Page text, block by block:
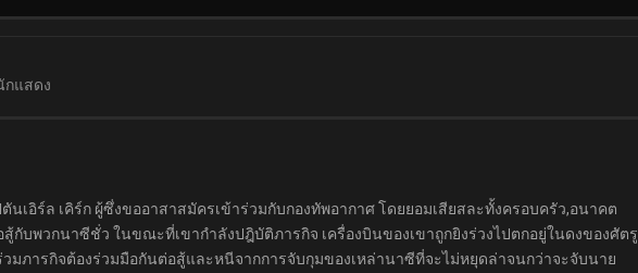
กแสดง
ตันเอิร์ล เคิร์ก ผู้ซึ่งขออาสาสมัครเข้าร่วมกับกองทัพอากาศ โดยยอมเสียสละทั้งครอบครัว,อนาคต
สู้กับพวกนาซีชั่ว ในขณะที่เขากำลังปฎิบัติภารกิจ เครื่องบินของเขาถูกยิงร่วงไปตกอยู่ในดงของศัตรู
มภารกิจต้องร่วมมือกันต่อสู้และหนีจากการจับกุมของเหล่านาซีที่จะไม่หยุดล่าจนกว่าจะจับนาย